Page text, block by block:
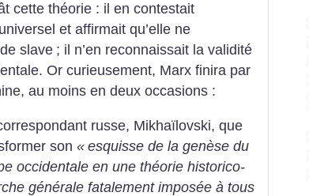
cette théorie : il en contestait
et affirmait qu’elle ne
slave ; il n’en reconnaissait la validité
Or curieusement, Marx finira par
au moins en deux occasions :
russe, Mikhaïlovski, que
son « esquisse de la genèse du
occidentale en une théorie historico-
générale fatalement imposée à tous